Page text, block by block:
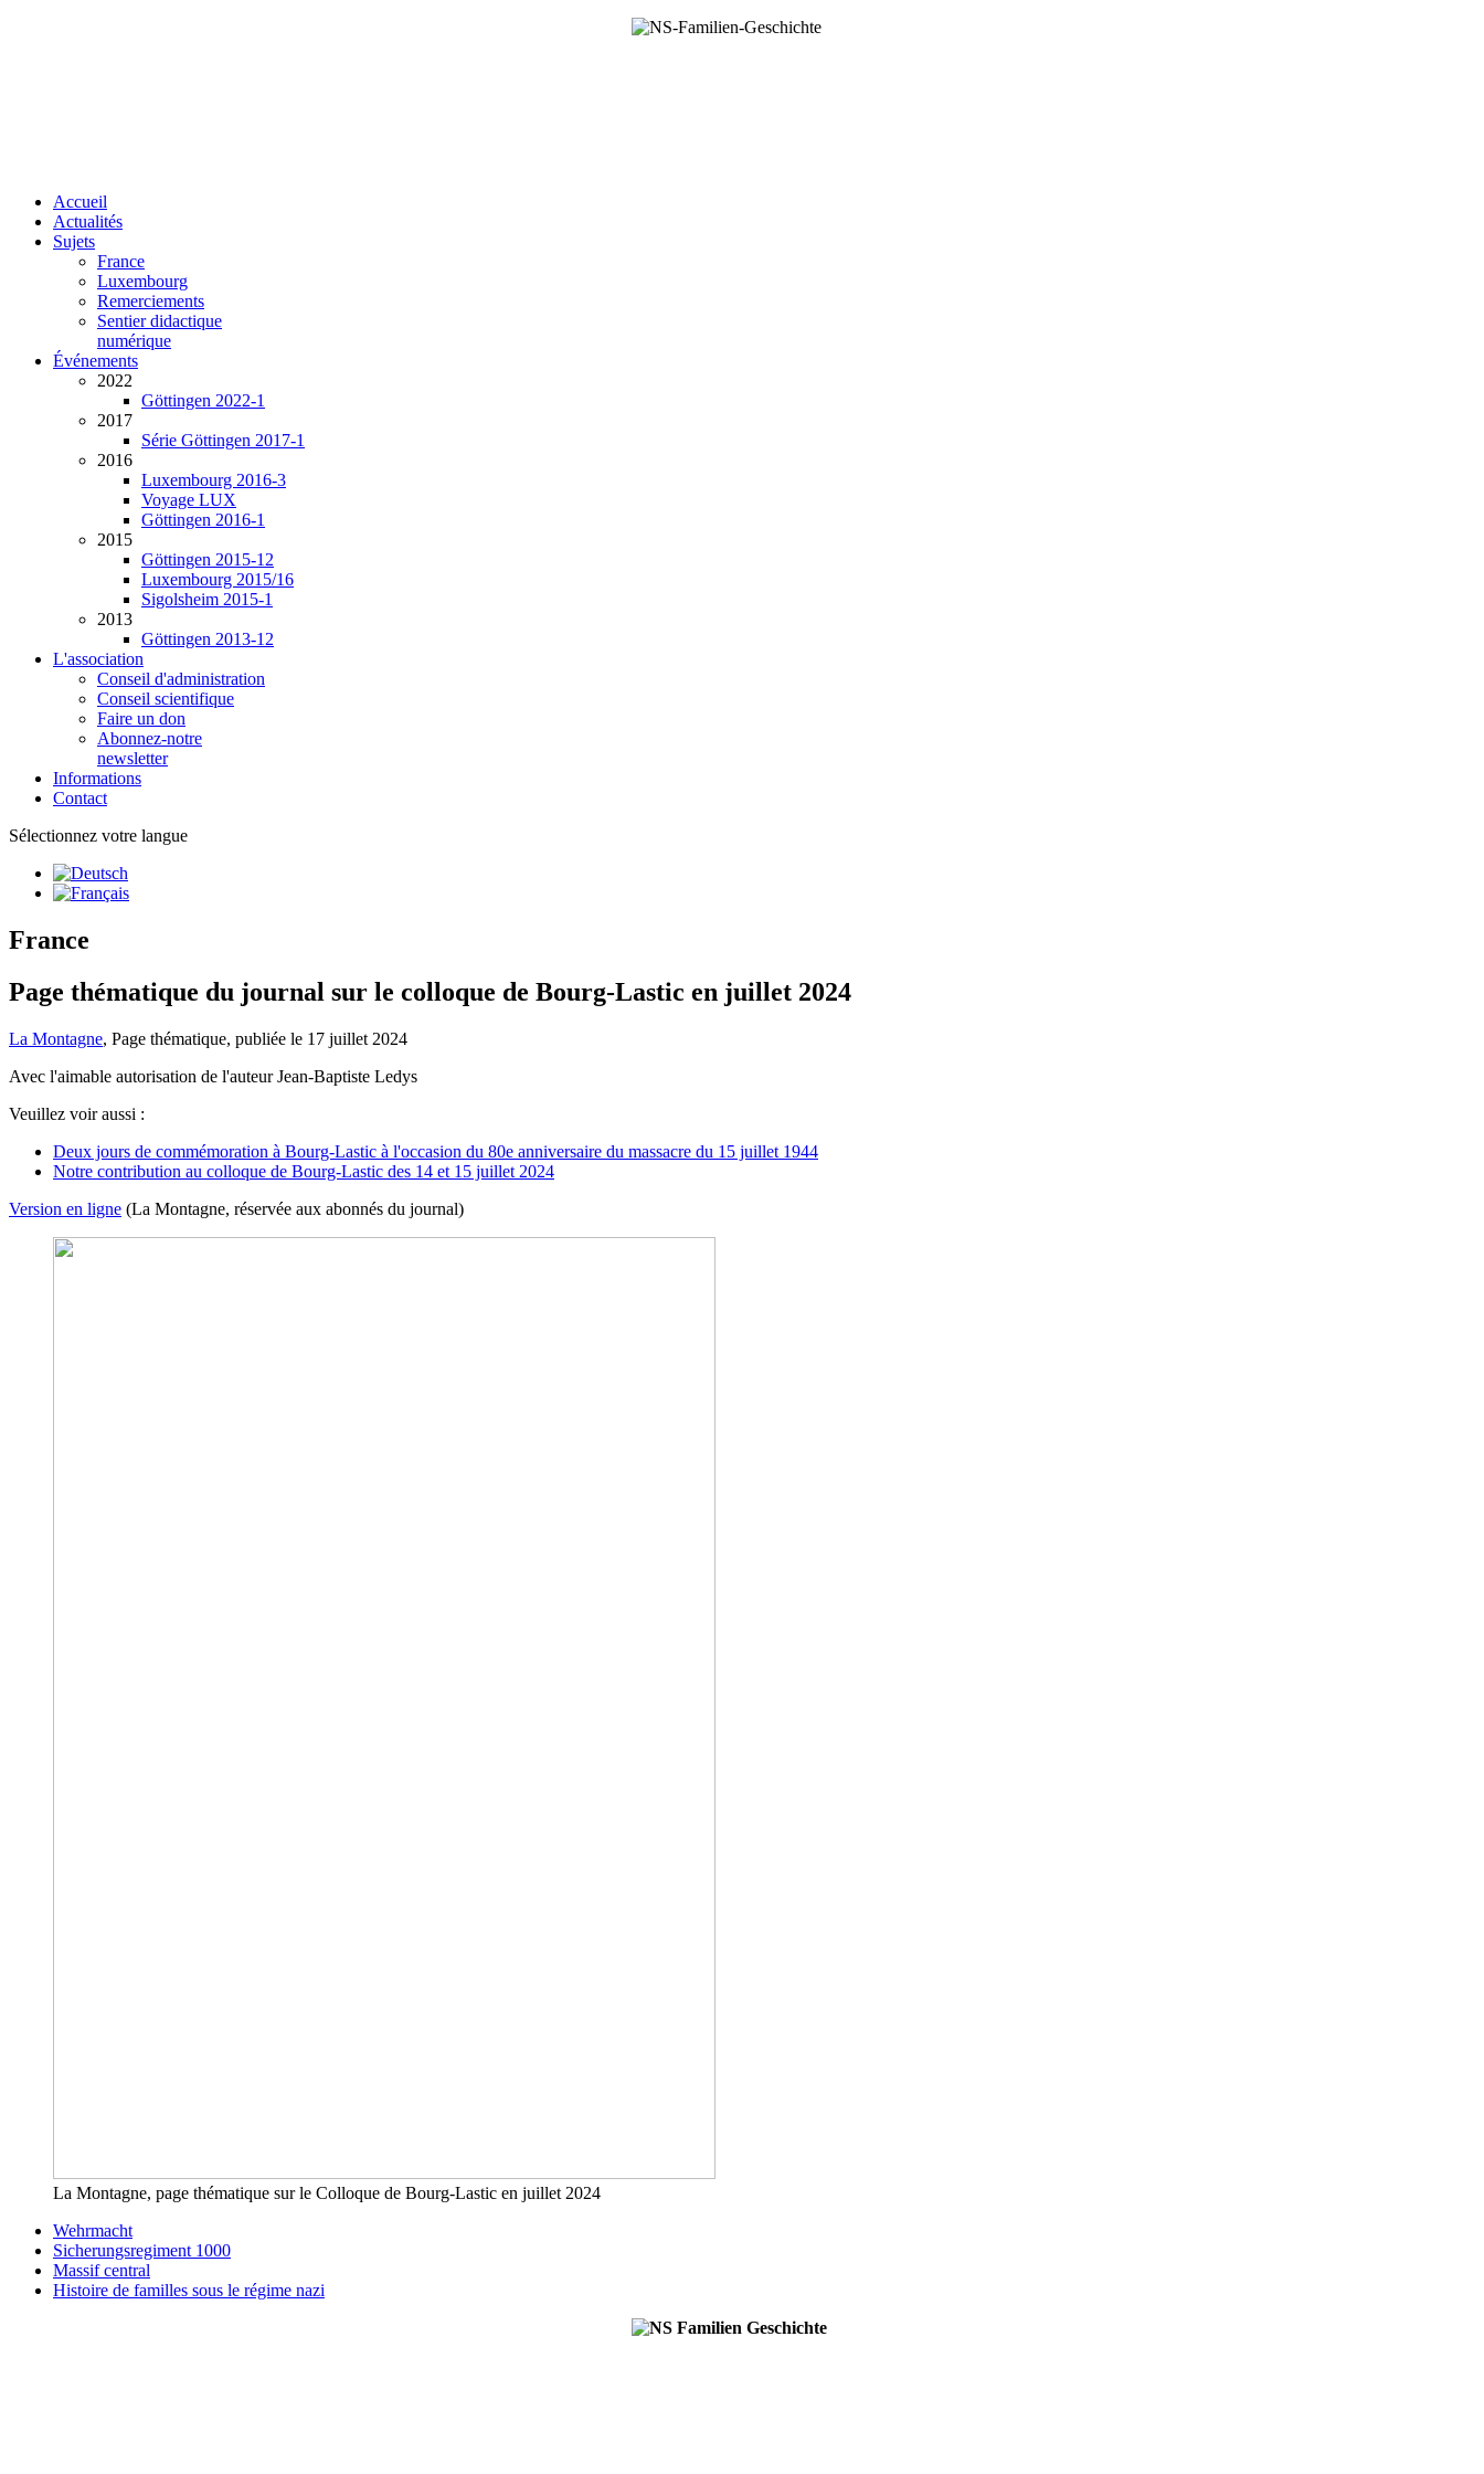
Accueil
Actualités
Sujets
France
Luxembourg
Remerciements
Sentier didactique
numérique
Événements
2022
Göttingen 2022-1
2017
Série Göttingen 2017-1
2016
Luxembourg 2016-3
Voyage LUX
Göttingen 2016-1
2015
Göttingen 2015-12
Luxembourg 2015/16
Sigolsheim 2015-1
2013
Göttingen 2013-12
L'association
Conseil d'administration
Conseil scientifique
Faire un don
Abonnez-notre
newsletter
Informations
Contact
Sélectionnez votre langue
France
Page thématique du journal sur le colloque de Bourg-Lastic en juillet 2024
La Montagne, Page thématique, publiée le 17 juillet 2024
Avec l'aimable autorisation de l'auteur Jean-Baptiste Ledys
Veuillez voir aussi :
Deux jours de commémoration à Bourg-Lastic à l'occasion du 80e anniversaire du massacre du 15 juillet 1944
Notre contribution au colloque de Bourg-Lastic des 14 et 15 juillet 2024
Version en ligne (La Montagne, réservée aux abonnés du journal)
La Montagne, page thématique sur le Colloque de Bourg-Lastic en juillet 2024
Wehrmacht
Sicherungsregiment 1000
Massif central
Histoire de familles sous le régime nazi